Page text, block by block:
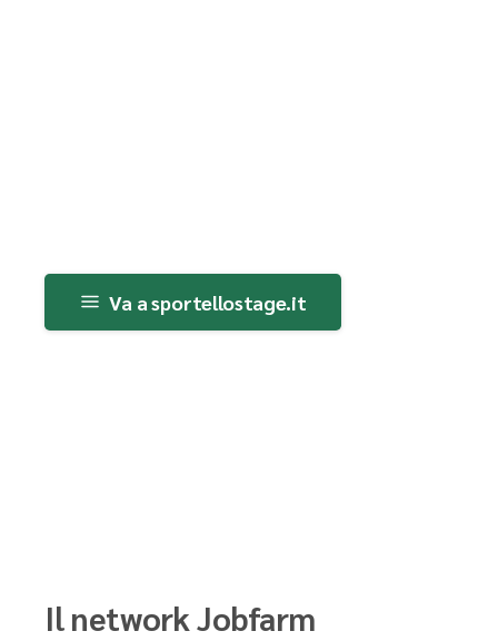
Va a sportellostage.it
Il network Jobfarm